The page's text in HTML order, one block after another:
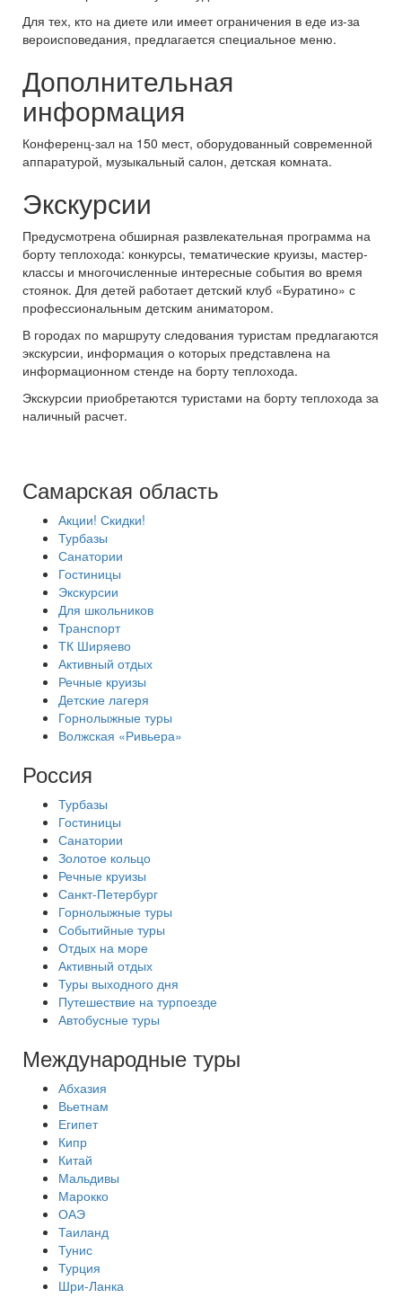
Для тех, кто на диете или имеет ограничения в еде из-за
вероисповедания, предлагается специальное меню.
Дополнительная
информация
Конференц-зал на 150 мест, оборудованный современной
аппаратурой, музыкальный салон, детская комната.
Экскурсии
Предусмотрена обширная развлекательная программа на
борту теплохода: конкурсы, тематические круизы, мастер-
классы и многочисленные интересные события во время
стоянок. Для детей работает детский клуб «Буратино» с
профессиональным детским аниматором.
В городах по маршруту следования туристам предлагаются
экскурсии, информация о которых представлена на
информационном стенде на борту теплохода.
Экскурсии приобретаются туристами на борту теплохода за
наличный расчет.
Самарская область
Акции! Скидки!
Турбазы
Санатории
Гостиницы
Экскурсии
Для школьников
Транспорт
ТК Ширяево
Активный отдых
Речные круизы
Детские лагеря
Горнолыжные туры
Волжская «Ривьера»
Россия
Турбазы
Гостиницы
Санатории
Золотое кольцо
Речные круизы
Санкт-Петербург
Горнолыжные туры
Событийные туры
Отдых на море
Активный отдых
Туры выходного дня
Путешествие на турпоезде
Автобусные туры
Международные туры
Абхазия
Вьетнам
Египет
Кипр
Китай
Мальдивы
Марокко
ОАЭ
Таиланд
Тунис
Турция
Шри-Ланка